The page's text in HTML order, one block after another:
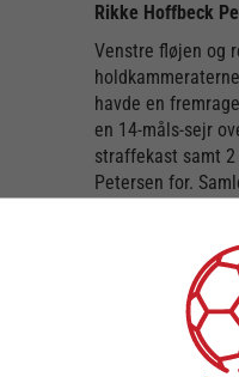
Rikke Hoffbeck
Venstre fløjen og
havde en
en 14-måls-sejr
straffekast samt
Petersen for.
Ikast Håndbold
på sæsonen med
mens det i
sejr i Champions
tredobbelte